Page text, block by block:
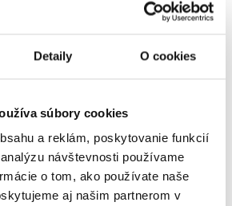
Detaily O cookies
súbory cookies
a reklám, poskytovanie funkcií
návštevnosti používame
o tom, ako používate naše
aj našim partnerom v
TEJ ISTEJ
Akcia -15%